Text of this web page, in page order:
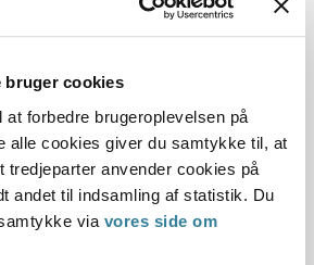
bruger cookies
forbedre brugeroplevelsen på
alle cookies giver du samtykke til, at
tredjeparter anvender cookies på
andet til indsamling af statistik. Du
via vores side om